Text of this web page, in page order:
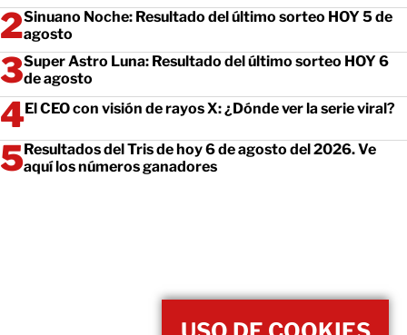
Sinuano Noche: Resultado del último sorteo HOY 5 de
agosto
Super Astro Luna: Resultado del último sorteo HOY 6
de agosto
El CEO con visión de rayos X: ¿Dónde ver la serie viral?
Resultados del Tris de hoy 6 de agosto del 2026. Ve
aquí los números ganadores